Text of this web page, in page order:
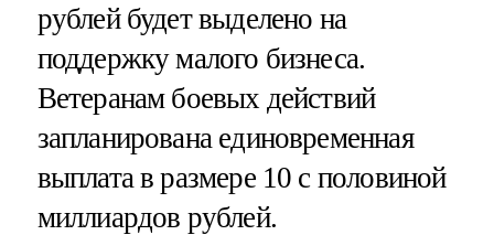
рублей будет выделено на
поддержку малого бизнеса.
Ветеранам боевых действий
запланирована единовременная
выплата в размере 10 с половиной
миллиардов рублей.